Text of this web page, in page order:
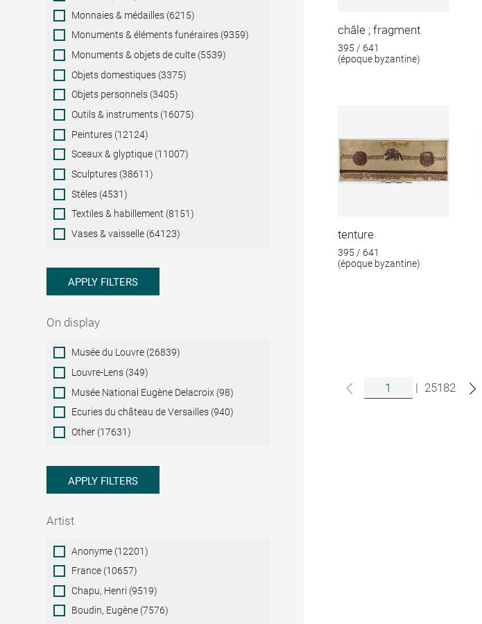
Monnaies & médailles (6215)
Monuments & éléments funéraires (9359)
Monuments & objets de culte (5539)
Objets domestiques (3375)
Objets personnels (3405)
Outils & instruments (16075)
Peintures (12124)
Sceaux & glyptique (11007)
Sculptures (38611)
Stèles (4531)
Textiles & habillement (8151)
Vases & vaisselle (64123)
APPLY FILTERS
On display
On
display
Musée du Louvre (26839)
Louvre-Lens (349)
Musée National Eugène Delacroix (98)
Ecuries du château de Versailles (940)
Other (17631)
APPLY FILTERS
Artist
ArtistAnonyme (12201)
France (10657)
Chapu, Henri (9519)
Boudin, Eugène (7576)
châle ; fragment
395 / 641
(époque byzantine)
tenture
395 / 641
(époque byzantine)
| 25182